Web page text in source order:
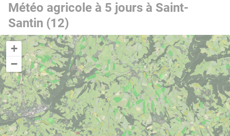
Météo agricole à 5 jours à Saint-
Santin (12)
+
−